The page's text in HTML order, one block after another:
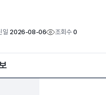
일 2026-08-06 조회수 0